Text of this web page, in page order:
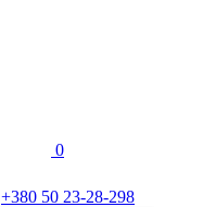
0
+380 50 23-28-298